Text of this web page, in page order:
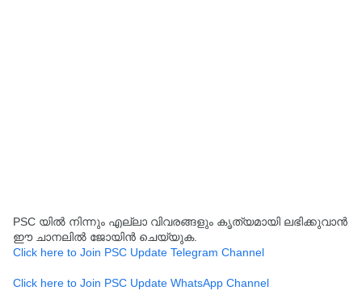
PSC യിൽ നിന്നും എല്ലാ വിവരങ്ങളും കൃത്യമായി ലഭിക്കുവാൻ
ഈ ചാനലിൽ ജോയിൻ ചെയ്യുക.
Click here to Join PSC Update Telegram Channel
Click here to Join PSC Update WhatsApp Channel